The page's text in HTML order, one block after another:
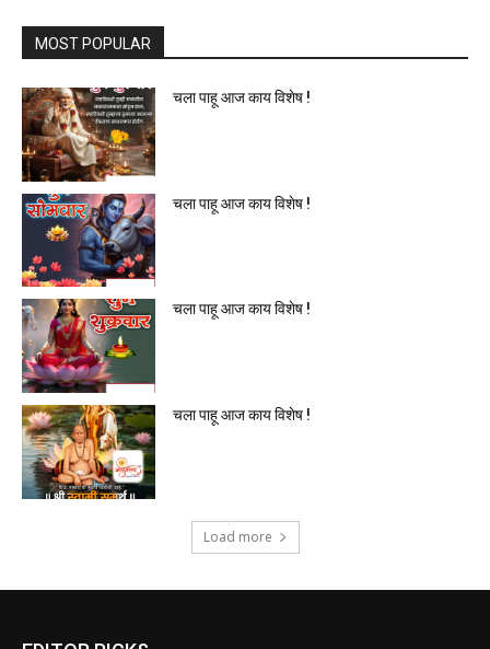
MOST POPULAR
चला पाहू आज काय विशेष !
चला पाहू आज काय विशेष !
चला पाहू आज काय विशेष !
चला पाहू आज काय विशेष !
Load more